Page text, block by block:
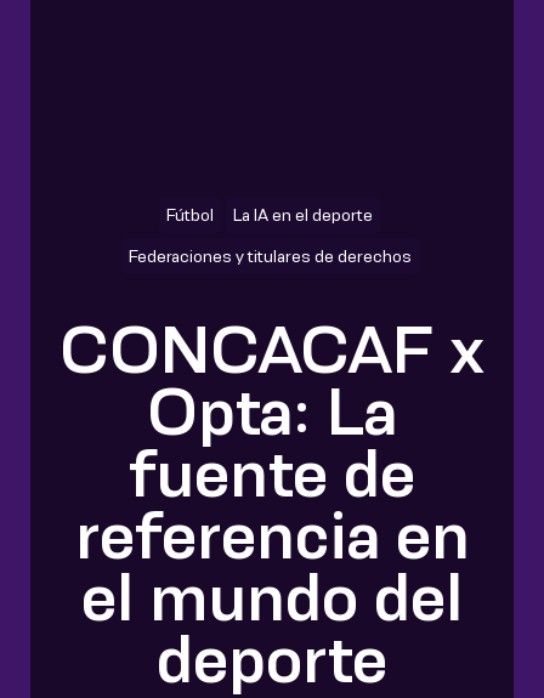
Fútbol La IA en el deporte
Federaciones y titulares de derechos
CONCACAF x
Opta: La
fuente de
referencia en
el mundo del
deporte